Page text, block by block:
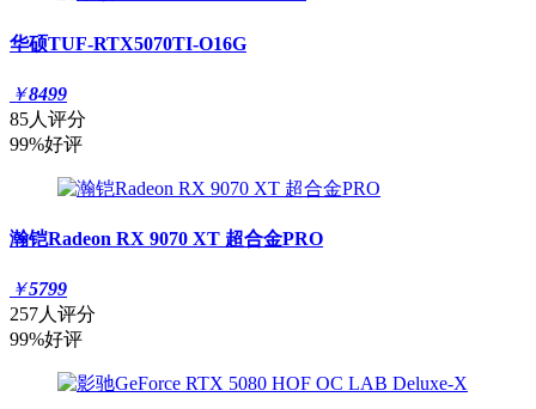
华硕TUF-RTX5070TI-O16G
￥8499
85人评分
99%好评
瀚铠Radeon RX 9070 XT 超合金PRO
￥5799
257人评分
99%好评